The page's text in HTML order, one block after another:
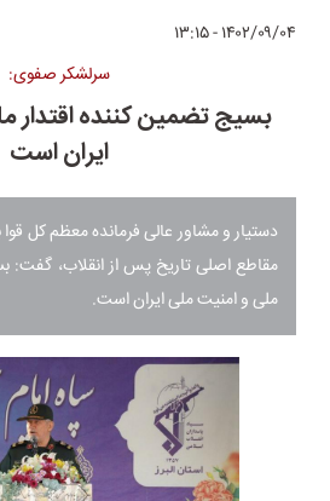
۱۴۰۲/۰۹/۰۴ - ۱۳:۱۵
سرلشکر صفوی:
بسیج تضمین کننده اقتدار
ایران است
دستیار و مشاور عالی فرمانده معظم کل
مقاطع اصلی تاریخ پس از انقلاب، گفت:
ملی و امنیت ملی ایران است.